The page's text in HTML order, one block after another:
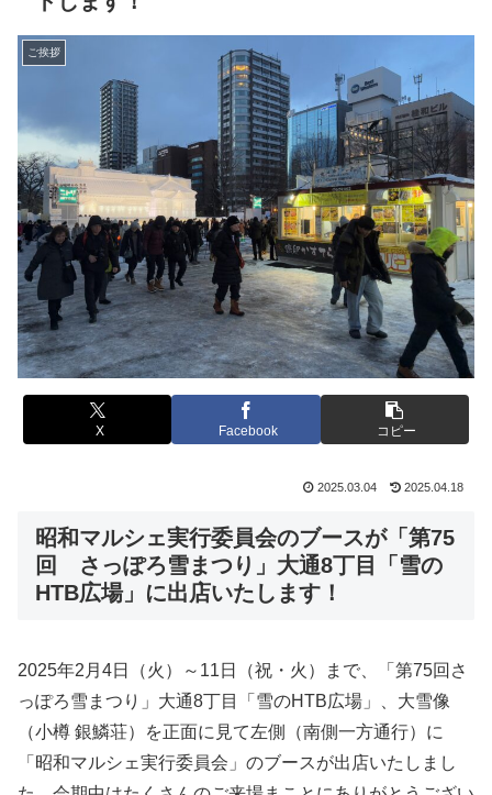
ご挨拶
X Facebook コピー
2025.03.04 2025.04.18
昭和マルシェ実行委員会のブースが「第75
回 さっぽろ雪まつり」大通8丁目「雪の
HTB広場」に出店いたします！
2025年2月4日（火）～11日（祝・火）まで、「第75回さ
っぽろ雪まつり」大通8丁目「雪のHTB広場」、大雪像
（小樽 銀鱗荘）を正面に見て左側（南側一方通行）に
「昭和マルシェ実行委員会」のブースが出店いたしまし